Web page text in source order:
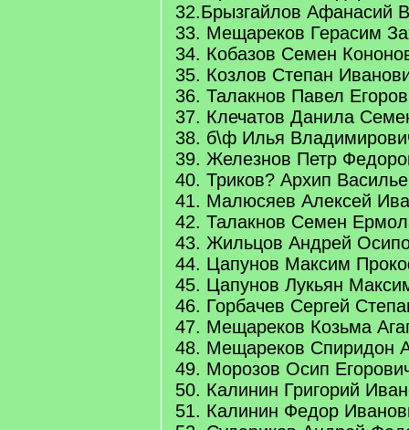
32.Брызгайлов Афанасий
33. Мещареков Герасим
34. Кобазов Семен
35. Козлов Степан
36. Талакнов Павел
37. Клечатов Данила
38. б\ф Илья
39. Железнов Петр
40. Триков? Архип
41. Малюсяев Алексей
42. Талакнов Семен
43. Жильцов Андрей
44. Цапунов Максим
45. Цапунов Лукьян
46. Горбачев Сергей
47. Мещареков Козьма
48. Мещареков Спиридон
49. Морозов Осип
50. Калинин Григорий
51. Калинин Федор